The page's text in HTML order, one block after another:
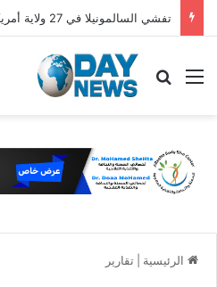
القائمة بحث عن
الرئيسية تقارير